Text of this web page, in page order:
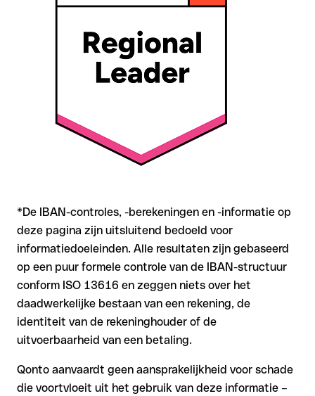
zich mee
: Controleer elke IBAN vóór een
met onze gratis IBAN Checker op formele juistheid, en
bevestig de IBAN bij twijfel direct bij de ontvanger. Vooral bij
grotere bedragen of nieuwe zakenrelaties is deze
*De IBAN-controles, -berekeningen en -informatie op
deze pagina zijn uitsluitend bedoeld voor
informatiedoeleinden. Alle resultaten zijn gebaseerd
op een puur formele controle van de IBAN-structuur
conform ISO 13616 en zeggen niets over het
daadwerkelijke bestaan van een rekening, de
identiteit van de rekeninghouder of de
uitvoerbaarheid van een betaling.
Qonto aanvaardt geen aansprakelijkheid voor schade
die voortvloeit uit het gebruik van deze informatie –